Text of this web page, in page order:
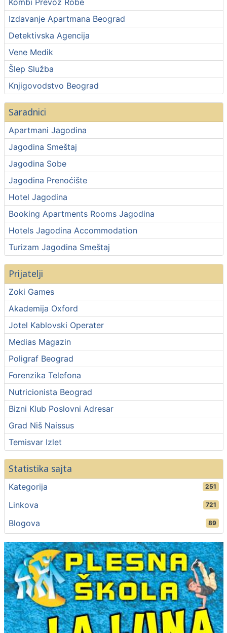
Kombi Prevoz Robe
Izdavanje Apartmana Beograd
Detektivska Agencija
Vene Medik
Šlep Služba
Knjigovodstvo Beograd
Saradnici
Apartmani Jagodina
Jagodina Smeštaj
Jagodina Sobe
Jagodina Prenoćište
Hotel Jagodina
Booking Apartments Rooms Jagodina
Hotels Jagodina Accommodation
Turizam Jagodina Smeštaj
Prijatelji
Zoki Games
Akademija Oxford
Jotel Kablovski Operater
Medias Magazin
Poligraf Beograd
Forenzika Telefona
Nutricionista Beograd
Bizni Klub Poslovni Adresar
Grad Niš Naissus
Temisvar Izlet
Statistika sajta
Kategorija 251
Linkova 721
Blogova 89